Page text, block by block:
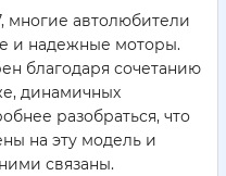
многие автолюбители
и надежные моторы.
благодаря сочетанию
динамичных
разобраться, что
на эту модель и
связаны.